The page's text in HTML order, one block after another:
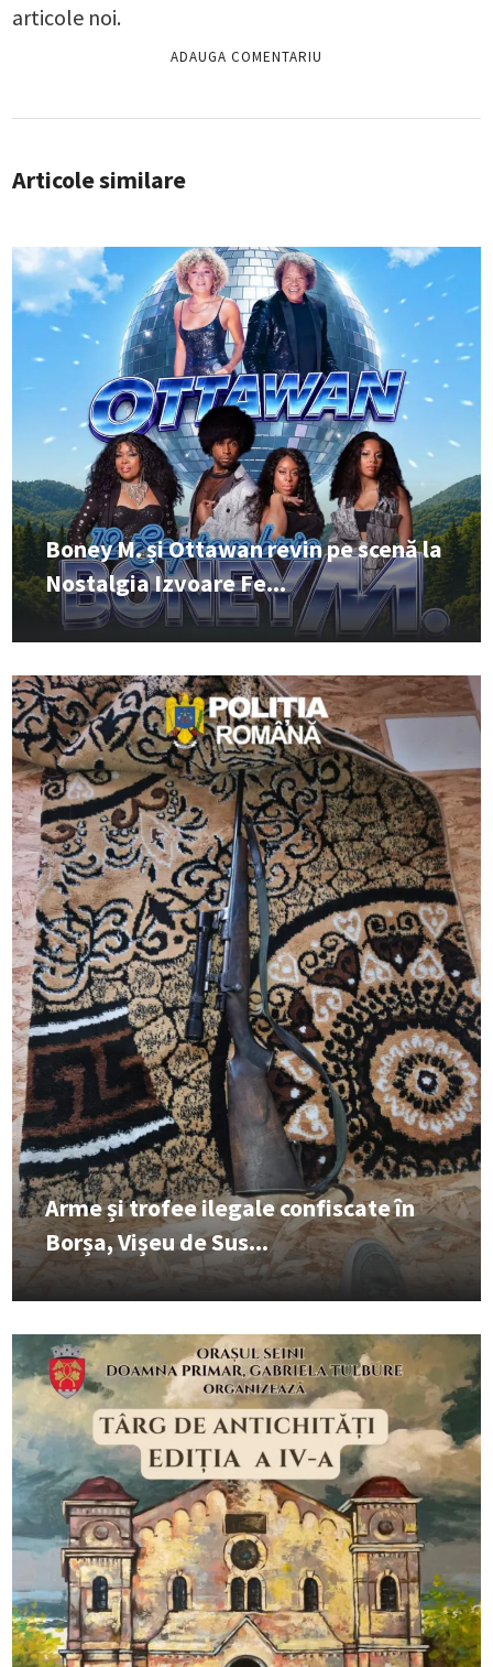
articole noi.
Articole similare
Boney M. și Ottawan revin pe scenă la
Nostalgia Izvoare Fe...
Arme și trofee ilegale confiscate în
Borșa, Vișeu de Sus...